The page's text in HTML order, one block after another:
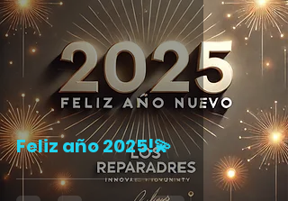
Feliz año 2025!💫